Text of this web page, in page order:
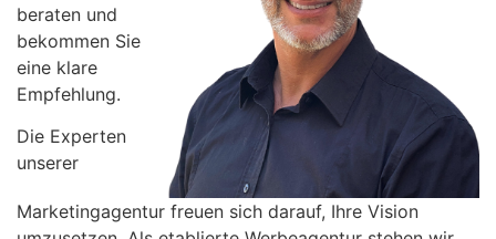
beraten und
bekommen Sie
eine klare
Empfehlung.
Die Experten
unserer
Marketingagentur freuen sich darauf, Ihre Vision